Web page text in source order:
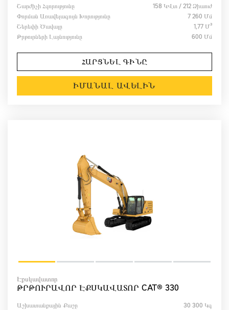
Շարժիչի Հզորությունը
158 ԿՎտ / 212 Ձիաուժ
Փորման Առավելագույն Խորությունը
7 260 Մմ
Շերեփի Ծավալը
1,77 Մ³
Թրթուրների Լայնությունը
600 Մմ
ՀԱՐՑՆԵԼ ԳԻՆԸ
ԻՄԱՆԱԼ ԱՎԵԼԻՆ
Էքսկավատոր
ԹՐԹՈՒՐԱՎՈՐ ԷՔՍԿԱՎԱՏՈՐ CAT® 330
Աշխատանքային Քաշը
30 300 Կգ